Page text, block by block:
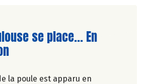
l'article
se place... En
la poule est apparu en